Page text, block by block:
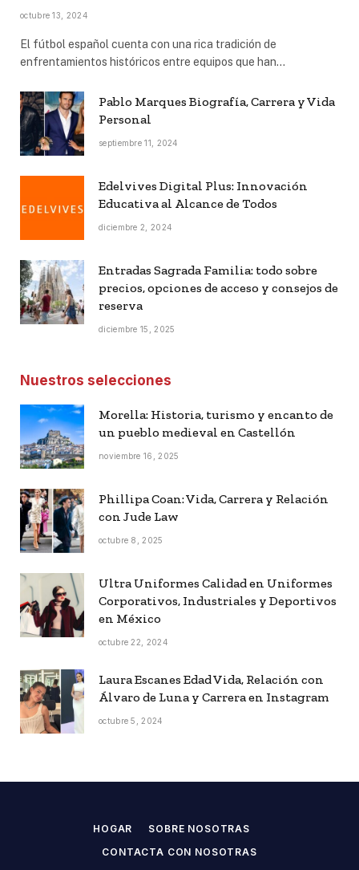
octubre 13, 2024
El fútbol español cuenta con una rica tradición de
enfrentamientos históricos entre equipos que han…
Pablo Marques Biografía, Carrera y Vida
Personal
septiembre 11, 2024
Edelvives Digital Plus: Innovación
Educativa al Alcance de Todos
diciembre 2, 2024
Entradas Sagrada Familia: todo sobre
precios, opciones de acceso y consejos de
reserva
diciembre 15, 2025
Nuestros selecciones
Morella: Historia, turismo y encanto de
un pueblo medieval en Castellón
noviembre 16, 2025
Phillipa Coan: Vida, Carrera y Relación
con Jude Law
octubre 8, 2025
Ultra Uniformes Calidad en Uniformes
Corporativos, Industriales y Deportivos
en México
octubre 22, 2024
Laura Escanes Edad Vida, Relación con
Álvaro de Luna y Carrera en Instagram
octubre 5, 2024
HOGAR
SOBRE NOSOTRAS
CONTACTA CON NOSOTRAS